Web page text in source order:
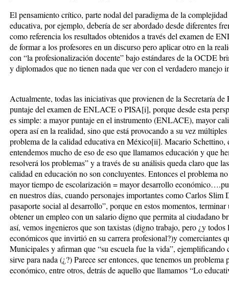
El pensamiento crítico, parte nodal del paradigma de la
educativa, por ejemplo, debería de ser abordado desde diferentes
como referencia los resultados obtenidos a través del examen de
de formar a los profesores en un discurso pero aplicar otro en la
con “la profesionalización docente” bajo estándares de la OCDE
y diplomados que no tienen nada que ver con el verdadero manejo
Actualmente, todas las iniciativas que provienen de la Secretaría
puntaje del examen de ENLACE o PISA[i], porque desde esta
es simple: a mayor puntaje en el instrumento (ENLACE), mayor
opera así en la realidad, sino que está provocando a su vez
problema de la calidad educativa en México[ii]. Macario
entendemos mucho de eso de eso que llamamos educación y que
resolverá los problemas” y a través de su análisis queda claro que
calidad en educación no son concluyentes. Entonces el problema
mayor tiempo de escolarización = mayor desarrollo
en nuestros días, cuando personajes importantes como Carlos
pasaporte social al desarrollo”, porque en estos momentos,
obtener un empleo con un salario digno que permita al ciudadano
así, vemos ingenieros que son taxistas (digno trabajo, pero ¿y
económicos que invirtió en su carrera profesional?)y comerciantes
Municipales y afirman que “su escuela fue la vida”, ejemplificando
sirve para nada (¿?) Parece ser entonces, que tenemos un
económico, entre otros, detrás de aquello que llamamos “Lo